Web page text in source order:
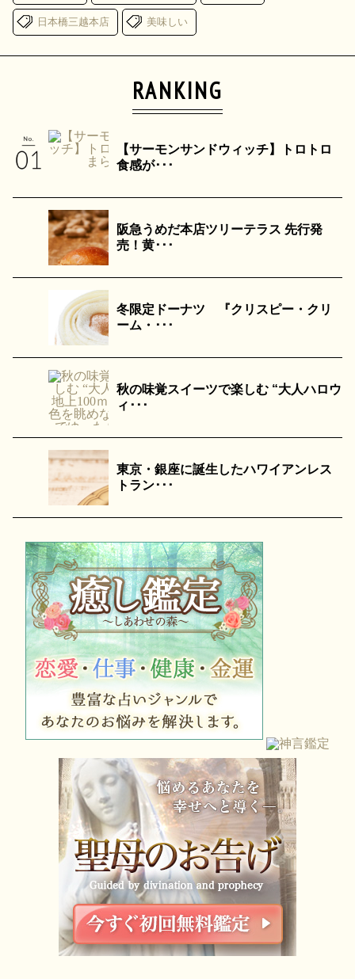
日本橋三越本店 美味しい
RANKING
【サーモンサンドウィッチ】トロトロ
食感が･･･
阪急うめだ本店ツリーテラス 先行発
売！黄･･･
冬限定ドーナツ 『クリスピー・クリ
ーム・･･･
秋の味覚スイーツで楽しむ “大人ハロウ
ィ･･･
東京・銀座に誕生したハワイアンレス
トラン･･･